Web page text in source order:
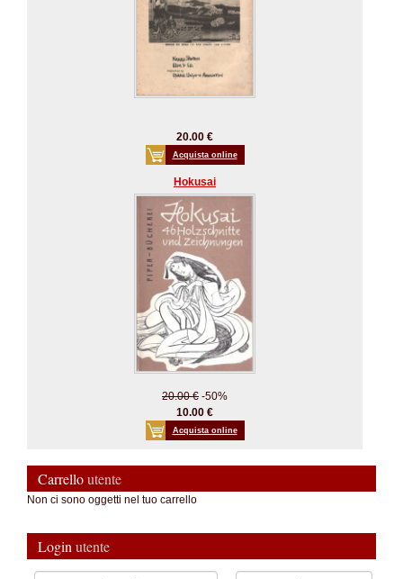
20.00 €
Acquista online
Hokusai
20.00 € -50%
10.00 €
Acquista online
Carrelloutente
Non ci sono oggetti nel tuo carrello
Login utente